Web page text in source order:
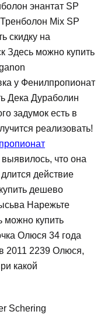
энантат SP
Mix SP
скидку на
Здесь можно купить
у Фенилпропионат
Дека Дураболин
задумок есть в
реализовать!
что она
действие
дешево
Нарежьте
можно купить
Олюся 34 года
2011 2239 Олюся,
какой
Schering